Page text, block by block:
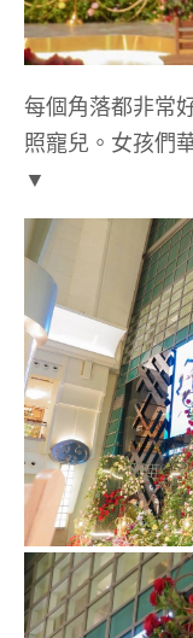
每個角落都非常
照寵兒。女孩們
▼